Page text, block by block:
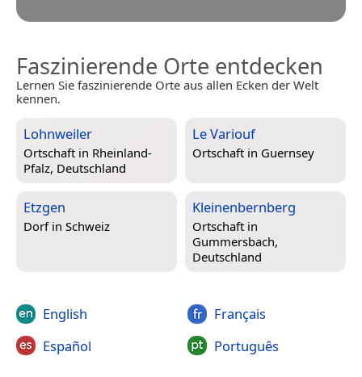
Faszinierende Orte entdecken
Lernen Sie faszinierende Orte aus allen Ecken der Welt
kennen.
Lohnweiler
Ortschaft in Rheinland-
Pfalz, Deutschland
Le Variouf
Ortschaft in Guernsey
Etzgen
Dorf in Schweiz
Kleinenbernberg
Ortschaft in
Gummersbach,
Deutschland
English
Español
Français
Português